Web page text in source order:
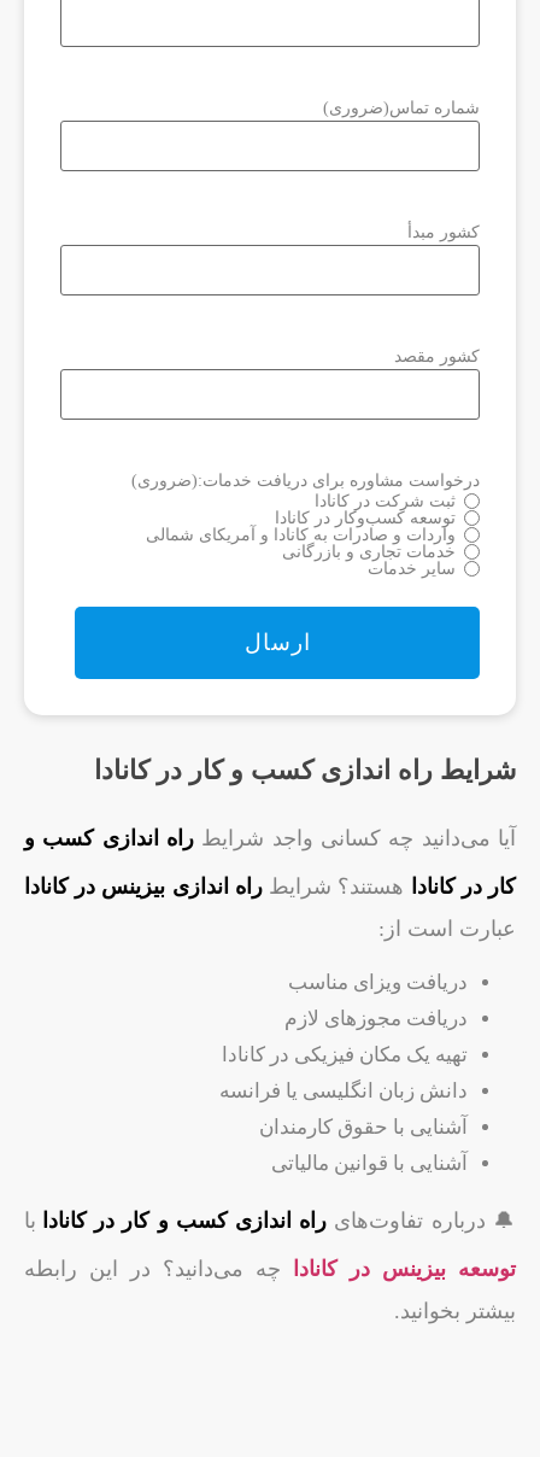
شماره تماس(ضروری)
کشور مبدأ
کشور مقصد
درخواست مشاوره برای دریافت خدمات:(ضروری)
ثبت شرکت در کانادا
توسعه کسب‌وکار در کانادا
واردات و صادرات به کانادا و آمریکای شمالی
خدمات تجاری و بازرگانی
سایر خدمات
شرایط راه اندازی کسب و کار در کانادا
آیا می‌دانید چه کسانی واجد شرایط راه‌ اندازی کسب و
کار در کانادا
هستند؟ شرایطراه ‌اندازی بیزینس در کانادا
عبارت است از:
دریافت ویزای مناسب
دریافت مجوزهای لازم
تهیه یک مکان فیزیکی در کانادا
دانش زبان انگلیسی یا فرانسه
آشنایی با حقوق کارمندان
آشنایی با قوانین مالیاتی
🔔 درباره تفاوت‌های راه اندازی کسب و کار در کانادا با
توسعه بیزینس در کانادا
چه می‌دانید؟ در این رابطه
بیشتر بخوانید.